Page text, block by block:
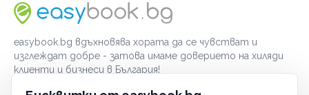
easybook.bg вдъхновява хората да се чувстват и
изглеждат добре - затова имаме доверието на хиляди
клиенти и бизнеси в България!